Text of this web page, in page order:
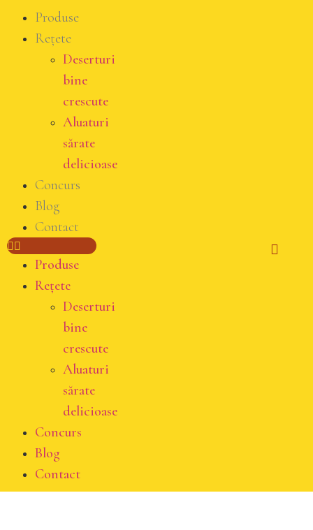
Produse
Rețete
Deserturi
bine
crescute
Aluaturi
sărate
delicioase
Concurs
Blog
Contact
Produse
Rețete
Deserturi
bine
crescute
Aluaturi
sărate
delicioase
Concurs
Blog
Contact